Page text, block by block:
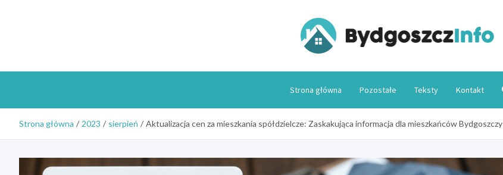
Strona główna Pozostałe Teksty Kontakt
Strona główna 2023 sierpień Aktualizacja cen za mieszkania spółdzielcze: Zaskakująca informacja dla mieszkańców Bydgoszczy